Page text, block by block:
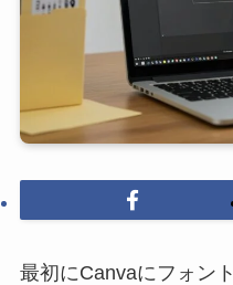
最初にCanvaにフォン